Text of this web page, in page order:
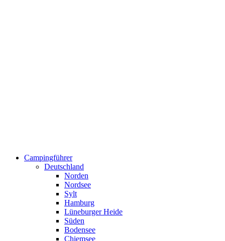
Campingführer
Deutschland
Norden
Nordsee
Sylt
Hamburg
Lüneburger Heide
Süden
Bodensee
Chiemsee